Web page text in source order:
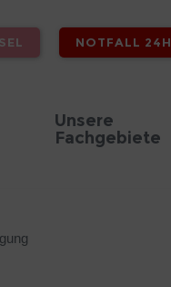
NOTFALL 24H
Unsere
Fachgebiete